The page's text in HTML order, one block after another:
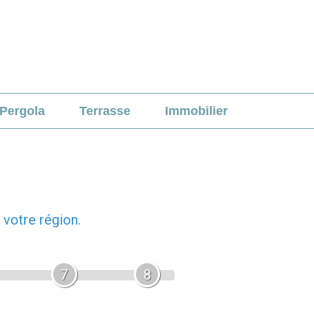
Pergola Terrasse Immobilier
votre région.
7 8